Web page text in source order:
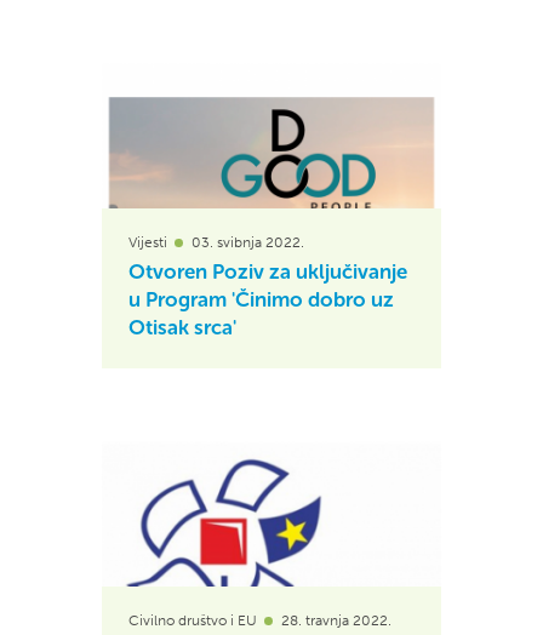
Vijesti 03. svibnja 2022.
Otvoren Poziv za uključivanje
u Program 'Činimo dobro uz
Otisak srca'
Civilno društvo i EU 28. travnja 2022.